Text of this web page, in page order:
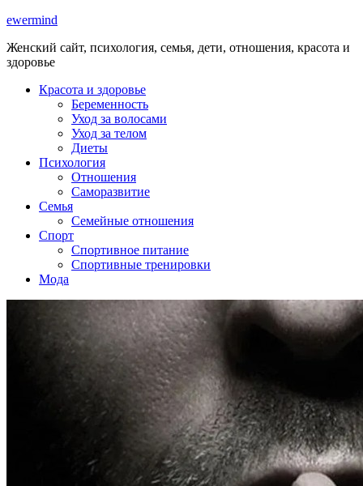
ewermind
Женский сайт, психология, семья, дети, отношения, красота и
здоровье
Красота и здоровье
Беременность
Уход за волосами
Уход за телом
Диеты
Психология
Отношения
Саморазвитие
Семья
Семейные отношения
Спорт
Спортивное питание
Спортивные тренировки
Мода